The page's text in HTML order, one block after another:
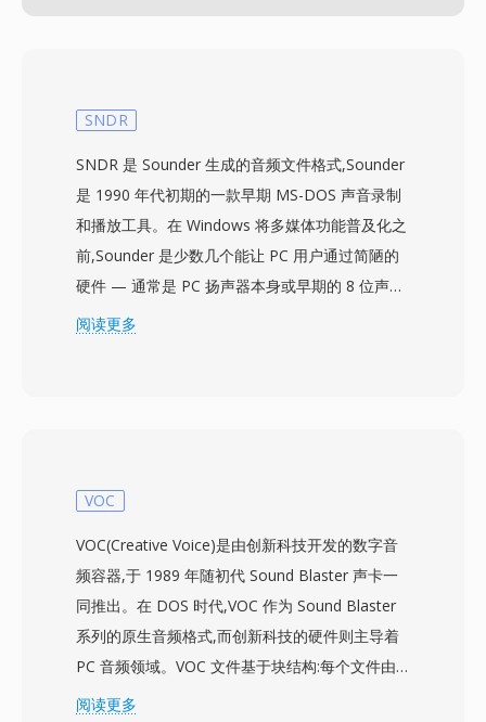
SNDR
SNDR 是 Sounder 生成的音频文件格式,Sounder
是 1990 年代初期的一款早期 MS-DOS 声音录制
和播放工具。在 Windows 将多媒体功能普及化之
前,Sounder 是少数几个能让 PC 用户通过简陋的
硬件 — 通常是 PC 扬声器本身或早期的 8 位声卡
— 采集和播放音频的 DOS 程序之一。该格式以
文件中的每一位都是音频数据,当存储以千字节为
到声音硬件而无需解析,使得在速度较慢的处理器
上进行实时播放成为可能。尽管简单,SNDR 在计
算史上仍有一席之地,是将数字音频带到普通 PC
的格式之一。这一时代的文件偶尔会在复古计算存
档中出现。SoX 和 ffmpeg 可以在给定正确参数的
情况下解读 SNDR 文件,使早期数字音频录音的保
阅读更多
VOC
VOC(Creative Voice)是由创新科技开发的数字音
频容器,于 1989 年随初代 Sound Blaster 声卡一
同推出。在 DOS 时代,VOC 作为 Sound Blaster
系列的原生音频格式,而创新科技的硬件则主导着
PC 音频领域。VOC 文件基于块结构:每个文件由
多个类型化的数据块组成,可承载 8 位无符号
阅读更多